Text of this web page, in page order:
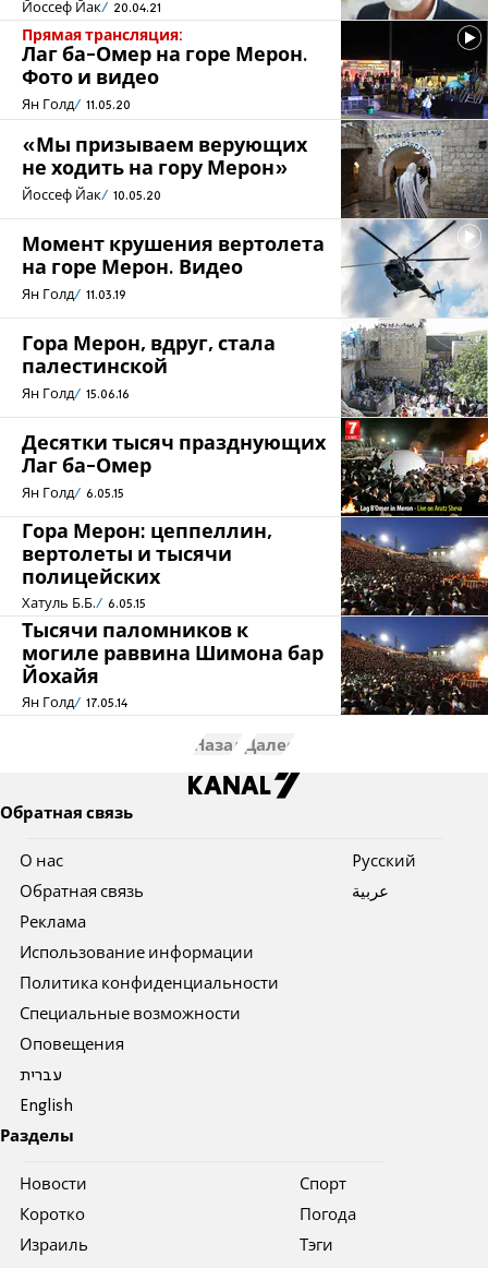
Йоссеф Йак 20.04.21
Прямая трансляция:
Лаг ба-Омер на горе Мерон.
Фото и видео
Ян Голд 11.05.20
«Мы призываем верующих
не ходить на гору Мерон»
Йоссеф Йак 10.05.20
Момент крушения вертолета
на горе Мерон. Видео
Ян Голд 11.03.19
Гора Мерон, вдруг, стала
палестинской
Ян Голд 15.06.16
Десятки тысяч празднующих
Лаг ба-Омер
Ян Голд 6.05.15
Гора Мерон: цеппеллин,
вертолеты и тысячи
полицейских
Хатуль Б.Б. 6.05.15
Тысячи паломников к
могиле раввина Шимона бар
Йохайя
Ян Голд 17.05.14
Назад Далее
Обратная связь
О нас
Обратная связь
Реклама
Использование информации
Политика конфиденциальности
Специальные возможности
Оповещения
עברית
English
Pусский
عربية
Разделы
Новости
Коротко
Израиль
Спорт
Погода
Тэги